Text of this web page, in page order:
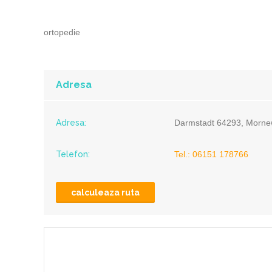
ortopedie
Adresa
Adresa: Darmstadt 64293,
Telefon: Tel.: 06151 178766
calculeaza ruta